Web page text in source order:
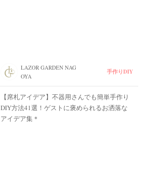
LAZOR GARDEN NAG
OYA
手作りDIY
【席札アイデア】不器用さんでも簡単手作り
DIY方法41選！ゲストに褒められるお洒落な
アイデア集＊